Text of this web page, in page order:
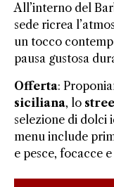
All’interno del
sede ricrea
un tocco
pausa gustosa
Offerta:
siciliana, lo
selezione di dolci
menu include
e pesce, focacce